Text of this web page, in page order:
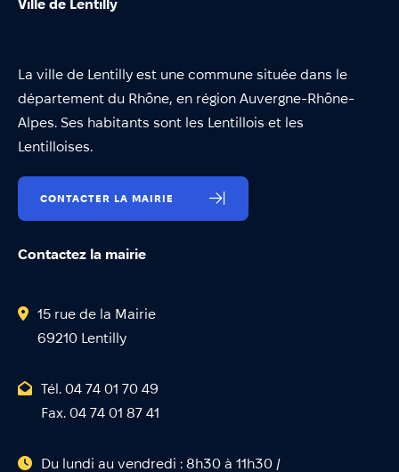
Ville de Lentilly
La ville de Lentilly est une commune située dans le
département du Rhône, en région Auvergne-Rhône-
Alpes. Ses habitants sont les Lentillois et les
Lentilloises.
CONTACTER LA MAIRIE
Contactez la mairie
15 rue de la Mairie
69210 Lentilly
Tél. 04 74 01 70 49
Fax. 04 74 01 87 41
Du lundi au vendredi : 8h30 à 11h30 /